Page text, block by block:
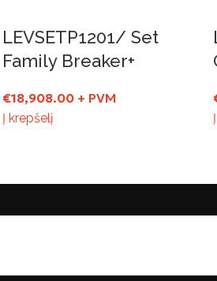
LEVSETP1201/ Set
Family Breaker+
€18,908.00+ PVM
Į krepšelį